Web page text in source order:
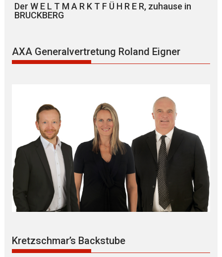
Der W E L T M A R K T F Ü H R E R, zuhause in
BRUCKBERG
AXA Generalvertretung Roland Eigner
Kretzschmar’s Backstube